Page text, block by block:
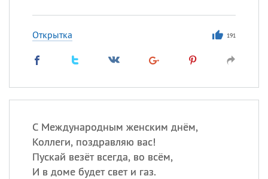
Открытка 191
С Международным женским днём,
Коллеги, поздравляю вас!
Пускай везёт всегда, во всём,
И в доме будет свет и газ.